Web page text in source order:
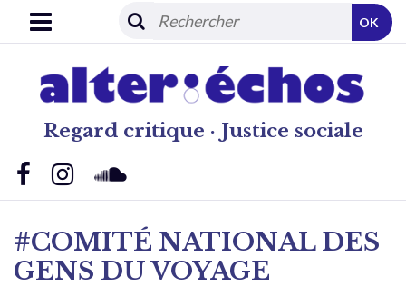
Regard critique · Justice sociale
OK
#COMITÉ NATIONAL DES
GENS DU VOYAGE